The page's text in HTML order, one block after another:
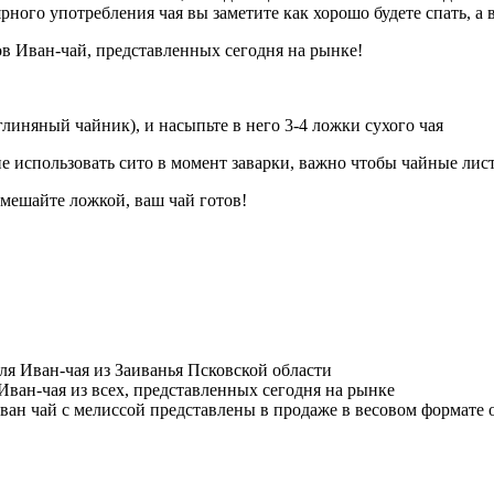
употребления чая вы заметите как хорошо будете спать,
Иван-чай, представленных сегодня на рынке!
чайник), и насыпьте в него 3-4 ложки сухого чая
сито в момент заварки, важно чтобы чайные
ложкой, ваш чай готов!
Иван-чая из Заиванья Псковской области
чая из всех, представленных сегодня на рынке
чай с мелиссой представлены в продаже в весовом формате